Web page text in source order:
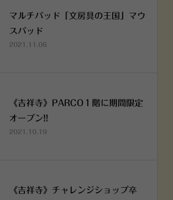
マルチパッド「文房具の王国」マウ
スパッド
2021.11.06
《吉祥寺》PARCO１階に期間限定
オープン!!
2021.10.19
《吉祥寺》チャレンジショップ卒